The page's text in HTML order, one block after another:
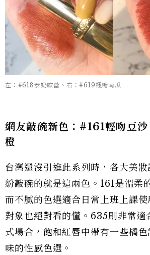
左：#618泰奶歐蕾、右：#619楓糖南瓜
網友敲碗新色：#161輕吻豆
橙
台灣還沒引進此系列時，各大美
紛敲碗的就是這兩色。161是溫柔
而不膩的色選適合日常上班上課
對象也絕對看的懂。635則非常適
式場合，飽和紅唇中帶有一些橘
味的性感色選。